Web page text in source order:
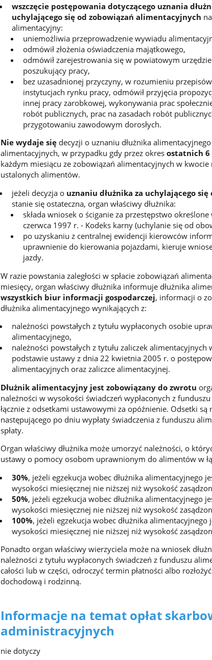
wszczęcie postępowania dotyczącego uznania
uchylającego się od zobowiązań alimentacyjnych
alimentacyjny:
uniemożliwia przeprowadzenie wywiadu
odmówił złożenia oświadczenia majątkowego,
odmówił zarejestrowania się w powiatowym
poszukujący pracy,
bez uzasadnionej przyczyny, w rozumieniu
instytucjach rynku pracy, odmówił przyjęcia
innej pracy zarobkowej, wykonywania prac
robót publicznych, prac na zasadach robót
przygotowaniu zawodowym dorosłych.
Nie wydaje się decyzji o uznaniu dłużnika
alimentacyjnych, w przypadku gdy przez okresostatnich 6
każdym miesiącu ze zobowiązań alimentacyjnych w kwocie
ustalonych alimentów.
jeżeli decyzja o uznaniu dłużnika za uchylającego
stanie się ostateczna, organ właściwy dłużnika:
składa wniosek o ściganie za przestępstwo
czerwca 1997 r. - Kodeks karny (uchylanie się od
po uzyskaniu z centralnej ewidencji kierowców
uprawnienie do kierowania pojazdami, kieruje
jazdy.
W razie powstania zaległości w spłacie zobowiązań
miesięcy, organ właściwy dłużnika informuje dłużnika
wszystkich biur informacji gospodarczej, informacji o
dłużnika alimentacyjnego wynikających z:
należności powstałych z tytułu wypłaconych osobie
alimentacyjnego,
należności powstałych z tytułu zaliczek
podstawie ustawy z dnia 22 kwietnia 2005 r. o
alimentacyjnych oraz zaliczce alimentacyjnej.
Dłużnik alimentacyjny jest zobowiązany do zwrotu
należności w wysokości świadczeń wypłaconych z
łącznie z odsetkami ustawowymi za opóźnienie. Odsetki
następującego po dniu wypłaty świadczenia z funduszu
spłaty.
Organ właściwy dłużnika może umorzyć należności, o
ustawy o pomocy osobom uprawnionym do alimentów w
30%, jeżeli egzekucja wobec dłużnika alimentacyjnego
wysokości miesięcznej nie niższej niż wysokość
50%, jeżeli egzekucja wobec dłużnika alimentacyjnego
wysokości miesięcznej nie niższej niż wysokość
100%, jeżeli egzekucja wobec dłużnika
wysokości miesięcznej nie niższej niż wysokość
Ponadto organ właściwy wierzyciela może na wniosek
należności z tytułu wypłaconych świadczeń z funduszu
całości lub w części, odroczyć termin płatności albo
dochodową i rodzinną.
Informacje na temat opłat
administracyjnych
nie dotyczy